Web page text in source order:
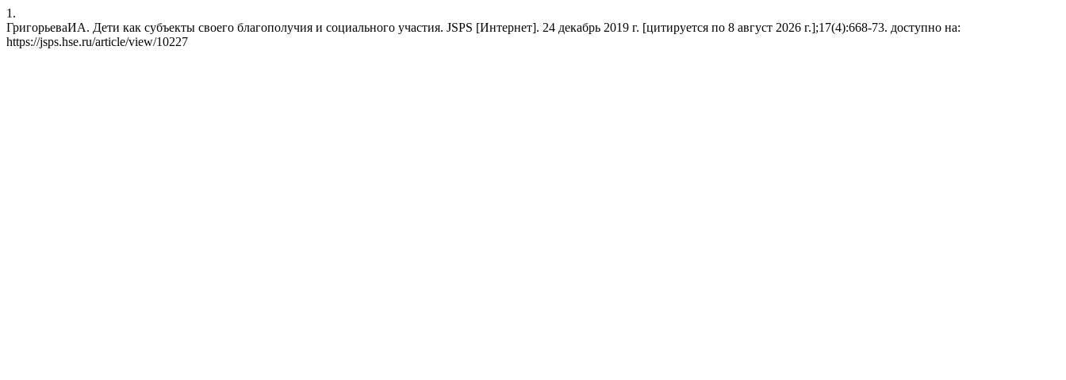
1.
ГригорьеваИА. Дети как субъекты своего благополучия и социального участия. JSPS [Интернет]. 24 декабрь 2019 г. [цитируется по 8 август 2026 г.];17(4):668-73. доступно на:
https://jsps.hse.ru/article/view/10227